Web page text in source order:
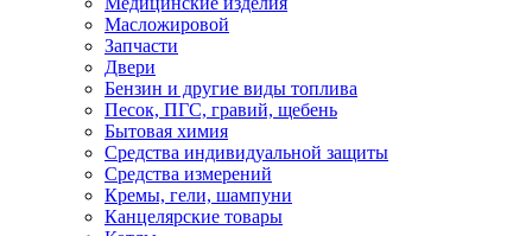
Масложировой
Запчасти
Двери
Бензин и другие виды топлива
Песок, ПГС, гравий, щебень
Бытовая химия
Средства индивидуальной защиты
Средства измерений
Кремы, гели, шампуни
Канцелярские товары